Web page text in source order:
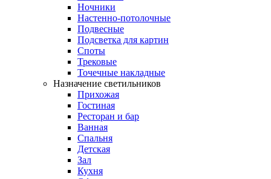
Ночники
Настенно-потолочные
Подвесные
Подсветка для картин
Споты
Трековые
Точечные накладные
Назначение светильников
Прихожая
Гостиная
Ресторан и бар
Ванная
Спальня
Детская
Зал
Кухня